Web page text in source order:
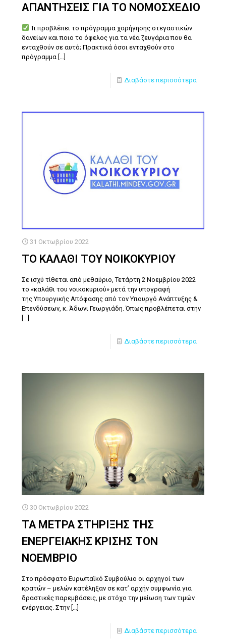
ΑΠΑΝΤΗΣΕΙΣ ΓΙΑ ΤΟ ΝΟΜΟΣΧΕΔΙΟ
Τι προβλέπει το πρόγραμμα χορήγησης στεγαστικών
δανείων και ποιο το όφελος για τα νέα ζευγάρια που θα
ενταχθούν σε αυτό; Πρακτικά όσοι ενταχθούν στο
πρόγραμμα
Διαβάστε περισσότερα
31 Οκτωβρίου 2022
ΤΟ ΚΑΛΑΘΙ ΤΟΥ ΝΟΙΚΟΚΥΡΙΟΥ
Σε ισχύ τίθεται από μεθαύριο, Τετάρτη 2 Νοεμβρίου 2022
το «καλάθι του νοικοκυριού» μετά την υπογραφή
της Υπουργικής Απόφασης από τον Υπουργό Ανάπτυξης &
Επενδύσεων, κ. Άδωνι Γεωργιάδη. Όπως προβλέπεται στην
[…]
Διαβάστε περισσότερα
30 Οκτωβρίου 2022
ΤΑ ΜΕΤΡΑ ΣΤΗΡΙΞΗΣ ΤΗΣ
ΕΝΕΡΓΕΙΑΚΗΣ ΚΡΙΣΗΣ ΤΟΝ
ΝΟΕΜΒΡΙΟ
Στο πρόσφατο Ευρωπαϊκό Συμβούλιο οι αρχηγοί των
κρατών – μελών κατέληξαν σε κατ’ αρχήν συμφωνία για
δραστικές παρεμβάσεις, με στόχο την μείωση των τιμών
ενέργειας. Στην […]
Διαβάστε περισσότερα